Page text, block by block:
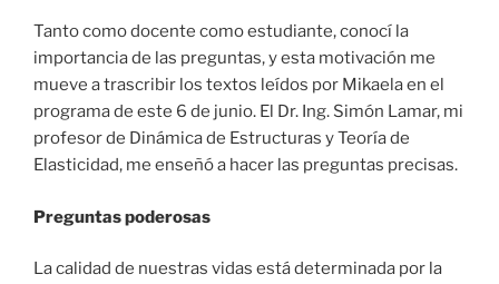
Tanto como docente como estudiante, conocí la
importancia de las preguntas, y esta motivación me
mueve a trascribir los textos leídos por Mikaela en el
programa de este 6 de junio. El Dr. Ing. Simón Lamar, mi
profesor de Dinámica de Estructuras y Teoría de
Elasticidad, me enseñó a hacer las preguntas precisas.
Preguntas poderosas
La calidad de nuestras vidas está determinada por la